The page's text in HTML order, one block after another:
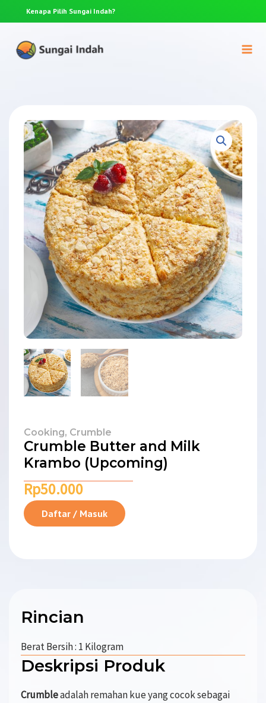
Kenapa PilihSungai Indah?
Cooking, Crumble
Crumble Butter and Milk
Krambo (Upcoming)
Rp50.000
Daftar / Masuk
Rincian
Berat Bersih : 1 Kilogram
Deskripsi Produk
Crumbleadalah remahan kue yang cocok sebagai